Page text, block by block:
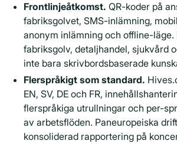
Frontlinjeåtkomst. QR-koder på
fabriksgolvet, SMS-inlämning,
anonym inlämning och offline-läge.
fabriksgolv, detaljhandel, sjukvård
inte bara skrivbordsbaserade
Flerspråkigt som standard.
EN, SV, DE och FR,
flerspråkiga utrullningar och per-
av arbetsflöden. Paneuropeiska
konsoliderad rapportering på